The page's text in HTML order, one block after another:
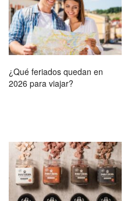
¿Qué feriados quedan en
2026 para viajar?